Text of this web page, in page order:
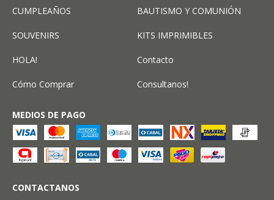
CUMPLEAÑOS
BAUTISMO Y COMUNIÓN
SOUVENIRS KITS IMPRIMIBLES
HOLA! Contacto
Cómo Comprar Consultanos!
MEDIOS DE PAGO
CONTACTANOS